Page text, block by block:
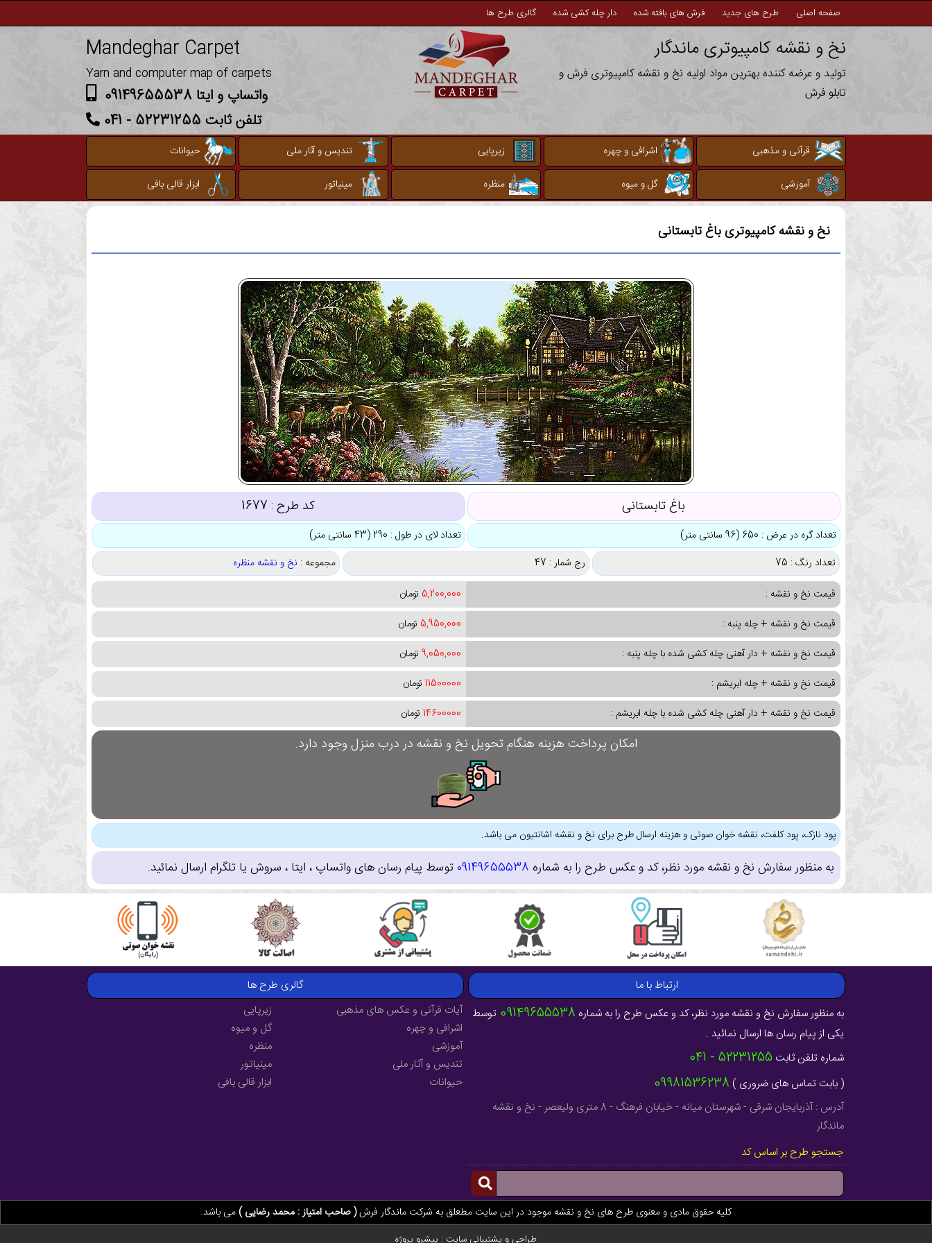
صفحه اصلی طرح های جدید فرش های بافته شده دار چله کشی شده گالری طرح ها
نخ و نقشه کامپیوتری ماندگار
تولید و عرضه کننده بهترین مواد اولیه نخ و نقشه کامپیوتری فرش و
تابلو فرش
Mandeghar Carpet
Yarn and computer map of carpets
واتساپ و ایتا 09149655538
تلفن ثابت 52231255 - 041
قرآنی و مذهبی اشرافی و چهره زیرپایی تندیس و آثار ملی
حیوانات
آموزشی
گل و میوه منظره مینیاتور ابزار قالی بافی
نخ و نقشه کامپیوتریباغ تابستانی
باغ تابستانی کد طرح : 1677
تعداد گره در عرض : 650 (96 سانتی متر)
تعداد لای در طول : 290 (43 سانتی متر)
تعداد رنگ : 75
رج شمار : 47 مجموعه : نخ و نقشه منظره
قیمت نخ و نقشه :
5,200,000 تومان
قیمت نخ و نقشه + چله پنبه :
5,950,000 تومان
قیمت نخ و نقشه + دار آهنی چله کشی شده با چله پنبه :
9,050,000 تومان
قیمت نخ و نقشه + چله ابریشم :
11500000 تومان
قیمت نخ و نقشه + دار آهنی چله کشی شده با چله ابریشم :
14600000 تومان
امکان پرداخت هزینه هنگام تحویل نخ و نقشه در درب منزل وجود دارد.
پود نازک، پود کلفت، نقشه خوان صوتی و هزینه ارسال طرح برای نخ و نقشه اشانتیون می باشد.
به منظور سفارش نخ و نقشه مورد نظر، کد و عکس طرح را به شماره 09149655538توسط پیام رسان های واتساپ ، ایتا ، سروش یا تلگرام ارسال نمائید.
ارتباط با ما
به منظور سفارش نخ و نقشه مورد نظر، کد و عکس طرح را به شماره 09149655538 توسط
یکی از پیام رسان ها ارسال نمائید .
شماره تلفن ثابت 52231255 - 041
( بابت تماس های ضروری ) 09981536238
آدرس : آذربایجان شرقی - شهرستان میانه - خیابان فرهنگ - 8 متری ولیعصر - نخ و نقشه
ماندگار
جستجو طرح بر اساس کد
گالری طرح ها
آیات قرآنی و عکس های مذهبی
اشرافی و چهره
آموزشی
تندیس و آثار ملی
حیوانات
زیرپایی
گل و میوه
منظره
مینیاتور
ابزار قالی بافی
کلیه حقوق مادی و معنوی طرح های نخ و نقشه موجود در این سایت مطعلق به شرکت ماندگار فرش( صاحب امتیاز : محمد رضایی ) می باشد.
طراحی و پشتیبانی سایت : پیشرو پروژه